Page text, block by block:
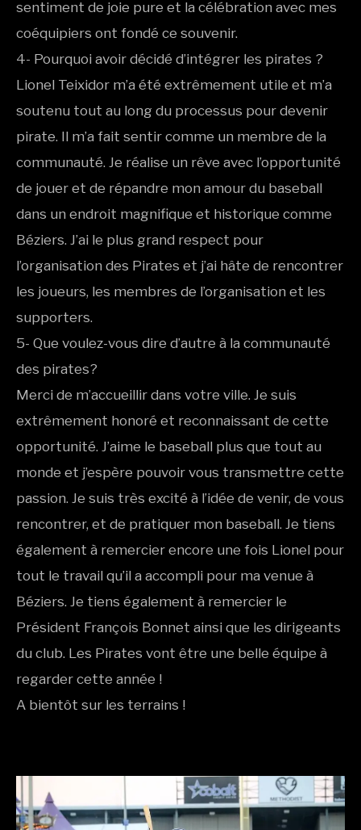
sentiment de joie pure et la célébration avec mes
coéquipiers ont fondé ce souvenir.
4- Pourquoi avoir décidé d’intégrer les pirates ?
Lionel Teixidor m’a été extrêmement utile et m’a
soutenu tout au long du processus pour devenir
pirate. Il m’a fait sentir comme un membre de la
communauté. Je réalise un rêve avec l’opportunité
de jouer et de répandre mon amour du baseball
dans un endroit magnifique et historique comme
Béziers. J’ai le plus grand respect pour
l’organisation des Pirates et j’ai hâte de rencontrer
les joueurs, les membres de l’organisation et les
supporters.
5- Que voulez-vous dire d’autre à la communauté
des pirates?
Merci de m’accueillir dans votre ville. Je suis
extrêmement honoré et reconnaissant de cette
opportunité. J’aime le baseball plus que tout au
monde et j’espère pouvoir vous transmettre cette
passion. Je suis très excité à l’idée de venir, de vous
rencontrer, et de pratiquer mon baseball. Je tiens
également à remercier encore une fois Lionel pour
tout le travail qu’il a accompli pour ma venue à
Béziers. Je tiens également à remercier le
Président François Bonnet ainsi que les dirigeants
du club. Les Pirates vont être une belle équipe à
regarder cette année !
A bientôt sur les terrains !